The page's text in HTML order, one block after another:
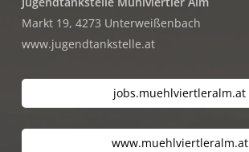
Markt 19, 4273 Unterweißenbach
www.jugendtankstelle.at
jobs.muehlviertleralm.at
www.muehlviertleralm.at